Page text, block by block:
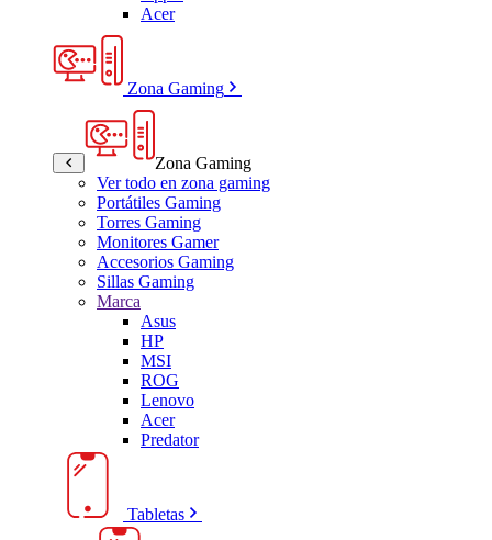
Acer
Zona Gaming
Zona Gaming
Ver todo en zona gaming
Portátiles Gaming
Torres Gaming
Monitores Gamer
Accesorios Gaming
Sillas Gaming
Marca
Asus
HP
MSI
ROG
Lenovo
Acer
Predator
Tabletas